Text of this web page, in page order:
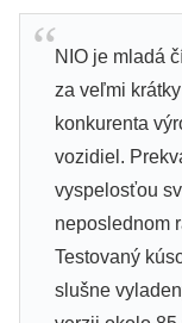
NIO je mladá
za veľmi
konkurenta
vozidiel.
vyspelosťou
neposlednom
Testovaný
slušne